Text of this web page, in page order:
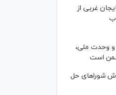
غربی از
و وحدت ملی،
است
شورا‌های حل